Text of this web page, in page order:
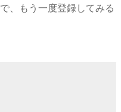
で、もう一度登録してみる